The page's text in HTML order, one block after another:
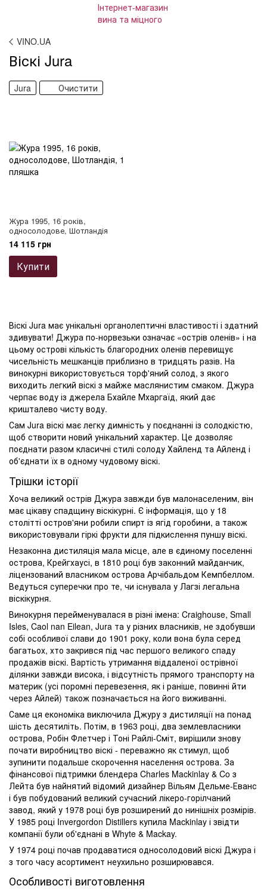
VINO.UA
Віскі Jura
Jura Очистити
Жура 1995, 16 років,
односолодове, Шотландія
14 115 грн
Купити
Віскі Jura має унікальні органолептичні властивості і здатний
здивувати! Джура по-норвезьки означає «острів оленів» і на
цьому острові кількість благородних оленів перевищує
чисельність мешканців приблизно в тридцять разів. На
винокурні використовується торф'яний солод, з якого
виходить легкий віскі з майже маслянистим смаком. Джура
черпає воду із джерела Бхайле Мхаргаїд, який дає
кришталево чисту воду.
Сам Jura віскі має легку димність у поєднанні із солодкістю,
щоб створити новий унікальний характер. Це дозволяє
поєднати разом класичні стилі солоду Хайленд та Айленд і
об'єднати їх в одному чудовому віскі.
Трішки історії
Хоча великий острів Джура завжди був малонаселеним, він
має цікаву спадщину віскікурні. Є інформація, що у 18
столітті остров'яни робили спирт із ягід горобини, а також
використовували гіркі фрукти для підкислення пуншу віскі.
Незаконна дистиляція мала місце, але в єдиному поселенні
острова, Крейгхаусі, в 1810 році був законний майданчик,
ліцензований власником острова Арчібальдом Кемпбеллом.
Ведуться суперечки про те, чи існувала у Лагзі легальна
віскікурня.
Винокурня перейменувалася в різні імена: Craighouse, Small
Isles, Caol nan Eilean, Jura та у різних власників, не здобувши
собі особливої слави до 1901 року, коли вона була серед
багатьох, хто закрився під час першого великого спаду
продажів віскі. Вартість утримання віддаленої острівної
ділянки завжди висока, і відсутність прямого транспорту на
материк (усі поромні перевезення, як і раніше, повинні йти
через Айлей) також позначається на його виживанні.
Саме ця економіка виключила Джуру з дистиляції на понад
шість десятиліть. Потім, в 1963 році, два землевласники
острова, Робін Флетчер і Тоні Райлі-Сміт, вирішили знову
почати виробництво віскі - переважно як стимул, щоб
зупинити подальше скорочення населення острова. За
фінансової підтримки блендера Charles Mackinlay & Co з
Лейта був найнятий відомий дизайнер Вільям Дельме-Еванс
і був побудований великий сучасний лікеро-горілчаний
завод, який у 1978 році був розширений до нинішніх розмірів.
У 1985 році Invergordon Distillers купила Mackinlay і звідти
компанії були об'єднані в Whyte & Mackay.
У 1974 році почав продаватися односолодовий віскі Джура і
з того часу асортимент неухильно розширювався.
Особливості виготовлення